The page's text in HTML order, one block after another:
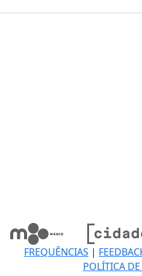
FREQUÊNCIAS |
POLÍTICA